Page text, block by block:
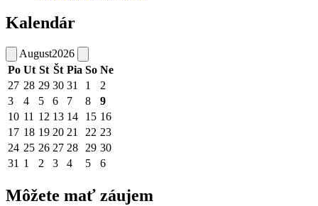
Kalendár
August2026
Po Ut St Št Pia So Ne
27 28 29 30 31 1
2
3
4 5 6 7 8
9
10 11 12 13 14 15 16
17 18 19 20 21 22 23
24 25 26 27 28 29 30
31 1 2 3 4 5 6
Môžete mať záujem